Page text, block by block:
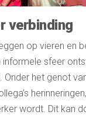
verbinding
op vieren en
sfeer
Onder het genot
wordt. Dit kan